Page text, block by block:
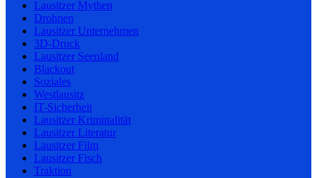
Lausitzer Mythen
Drohnen
Lausitzer Unternehmen
3D-Druck
Lausitzer Seenland
Blackout
Soziales
Westlausitz
IT-Sicherheit
Lausitzer Kriminalität
Lausitzer Literatur
Lausitzer Film
Lausitzer Fisch
Traktion